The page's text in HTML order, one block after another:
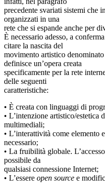
precedente svariati sistemi che
organizzati in una
rete che si espande anche per
È necessario adesso, a
citare la nascita del
movimento artistico denominato
definisce un’opera creata
specificamente per la rete
delle seguenti
caratteristiche:
• È creata con linguaggi di
• L’intenzione artistico/estetica
multimediali;
• L’interattività come elemento
necessario;
• La fruibilità globale.
possibile da
qualsiasi connessione Internet;
• L’essere open source e